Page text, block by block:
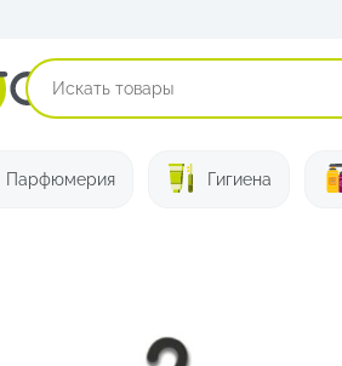
Парфюмерия Гигиена